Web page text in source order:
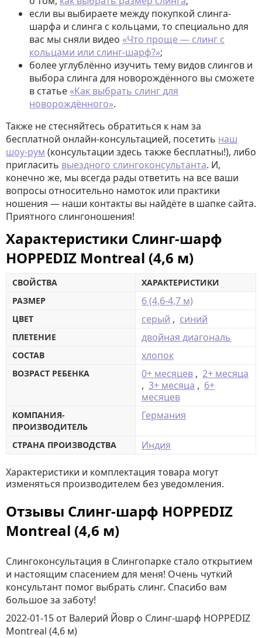
если вы выбираете между покупкой слинга-
шарфа и слинга с кольцами, то специально для
вас мы сняли видео «Что проще — слинг с
кольцами или слинг-шарф?»;
более углублённо изучить тему видов слингов и
выбора слинга для новорождённого вы сможете
в статье «Как выбрать слинг для
новорождённого».
Также не стесняйтесь обратиться к нам за
бесплатной онлайн-консультацией, посетить наш
шоу-рум (консультации здесь также бесплатны!), либо
пригласить выездного слингоконсультанта. И,
конечно же, мы всегда рады ответить на все ваши
вопросы относительно намоток или практики
ношения — наши контакты вы найдёте в шапке сайта.
Приятного слингоношения!
Характеристики Слинг-шарф
HOPPEDIZ Montreal (4,6 м)
СВОЙСТВА
ХАРАКТЕРИСТИКИ
РАЗМЕР
6 (4,6-4,7 м)
ЦВЕТ серый , синий
ПЛЕТЕНИЕ двойная диагональ
СОСТАВ хлопок
ВОЗРАСТ РЕБЕНКА 0+ месяцев , 2+ месяца
, 3+ месяца , 6+
месяцев
КОМПАНИЯ-
ПРОИЗВОДИТЕЛЬ
Германия
СТРАНА ПРОИЗВОДСТВА Индия
Характеристики и комплектация товара могут
изменяться производителем без уведомления.
Отзывы Слинг-шарф HOPPEDIZ
Montreal (4,6 м)
Слингоконсультация в Слингопарке стало открытием
и настоящим спасением для меня! Очень чуткий
консультант помог выбрать слинг. Спасибо вам
большое за заботу!
2022-01-15 от Валерий Йовр о Слинг-шарф HOPPEDIZ
Montreal (4,6 м)